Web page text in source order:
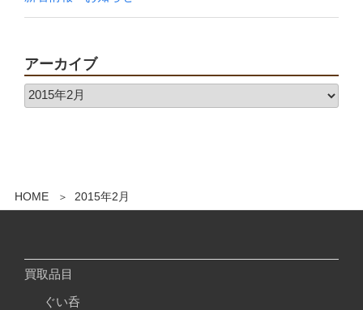
HOME 2015年2月
アーカイブ
買取品目
ぐい呑